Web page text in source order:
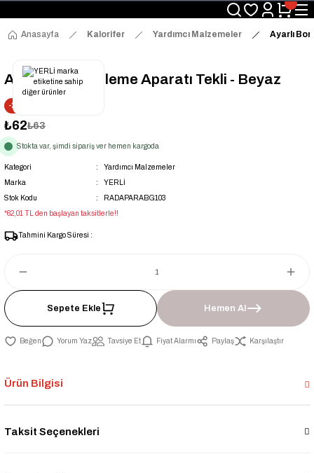
Üyelerimize Özel "uye2026" Koduyla Sepette Ekstra %3 İndirim
KAZAN-KASKAD İÇİN TEK ADRES
Anasayfa
Kalorifer Yardımcı Malzemeler Ayarlı
Ayarlı Boru Gizleme Aparatı Tekli - Beyaz
-2% İNDİRİM
₺62₺63
Stokta var, şimdi sipariş ver hemen kargoda
Kategori
Yardımcı Malzemeler
Marka
YERLİ
Stok Kodu
RADAPARABG103
*62,01 TL den başlayan taksitlerle!!
Tahmini Kargo Süresi :
Sepete Ekle Hemen Al
Yorum Yaz Tavsiye Et Fiyat Alarmı Paylaş Karşılaştır
Ürün Bilgisi
Taksit Seçenekleri